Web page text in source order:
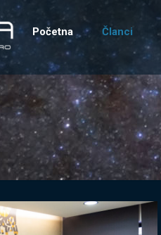
Početna Članci